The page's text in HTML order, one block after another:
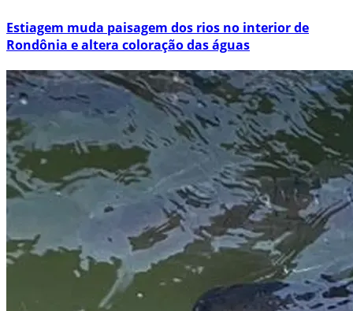
Estiagem muda paisagem dos rios no interior de
Rondônia e altera coloração das águas